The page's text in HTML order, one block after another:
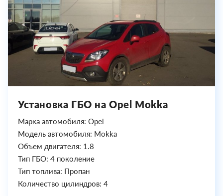
Установка ГБО на Opel Mokka
Марка автомобиля: Opel
Модель автомобиля: Mokka
Объем двигателя: 1.8
Тип ГБО: 4 поколение
Тип топлива: Пропан
Количество цилиндров: 4